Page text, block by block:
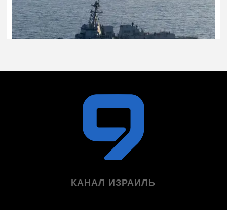
КАНАЛ ИЗРАИЛЬ